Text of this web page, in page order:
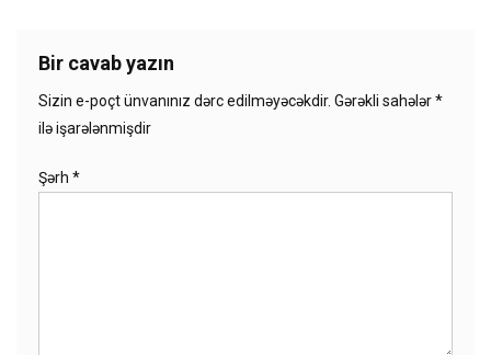
Bir cavab yazın
Sizin e-poçt ünvanınız dərc edilməyəcəkdir. Gərəkli sahələr*
ilə işarələnmişdir
Şərh *